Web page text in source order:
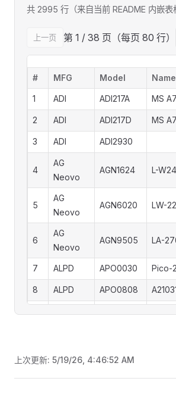
12 AMT AMT3200 AN-
13
AMT
AMT0038 L2-
14
AMT
Internati...
AMTA617
15 AMW AMW0000
16 AMW AMW0000
17 AMW AMW0000
18 AMW AMW0000
19 AMW AMW0000
20 AMW AMW1901
AMW
AMW
23 AOC AOC0000
24 AOC AOC0000
25 AOC AOC0000 FTV
27 AOC AOC0000
28 AOC AOC0000 TV
共 2995 行（来自当前 README 内嵌表
上一页 第 1 / 38 页（每页 80 行）
# MFG Model Name
1 ADI ADI217A MS
2 ADI ADI217D MS
3 ADI ADI2930
4
AG
Neovo
AGN1624 L-
5
AG
Neovo
AGN6020 LW-
6
AG
Neovo
AGN9505 LA-
7 ALPD APO0030 Pico-2
8 ALPD APO0808
上次更新: 5/19/26, 4:46:52 AM